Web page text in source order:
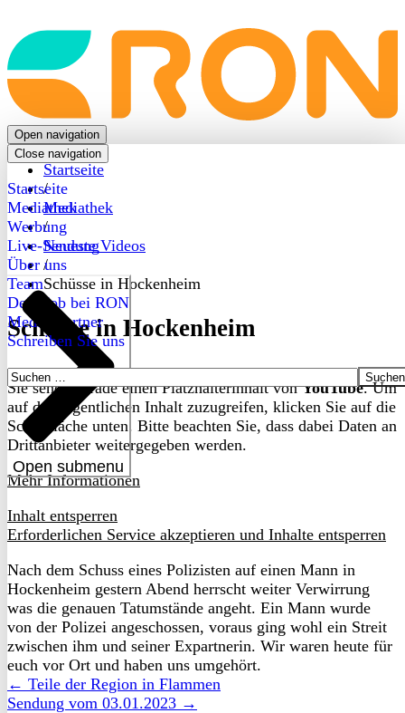
Back
to
frontpage
Open navigation
Close navigation
Startseite
Mediathek
Werbung
Live-Sendung
Über uns
Open submenu
Team
Dein Job bei RON
Medienpartner
Schreiben Sie uns
Suchen
nach:
Startseite
/
Mediathek
/
Neueste Videos
/
Schüsse in Hockenheim
Schüsse in Hockenheim
Sie sehen gerade einen Platzhalterinhalt vonYouTube. Um
auf den eigentlichen Inhalt zuzugreifen, klicken Sie auf die
Schaltfläche unten. Bitte beachten Sie, dass dabei Daten an
Drittanbieter weitergegeben werden.
Mehr Informationen
Inhalt entsperren
Erforderlichen Service akzeptieren und Inhalte entsperren
Nach dem Schuss eines Polizisten auf einen Mann in
Hockenheim gestern Abend herrscht weiter Verwirrung
was die genauen Tatumstände angeht. Ein Mann wurde
von der Polizei angeschossen, voraus ging wohl ein Streit
zwischen ihm und seiner Expartnerin. Wir waren heute für
euch vor Ort und haben uns umgehört.
← Teile der Region in Flammen
Sendung vom 03.01.2023 →